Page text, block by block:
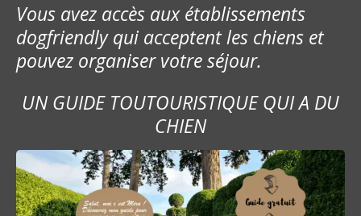
Vous avez accès aux établissements
dogfriendly qui acceptent les chiens et
pouvez organiser votre séjour.
UN GUIDE TOUTOURISTIQUE QUI A DU
CHIEN